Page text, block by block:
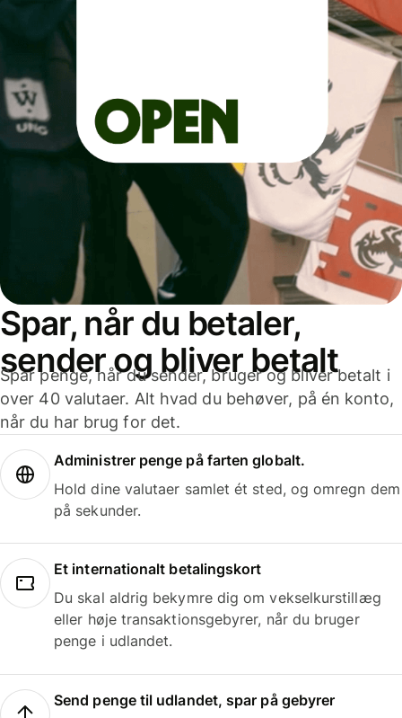
Spar, når du betaler,
sender og bliver betalt
Spar penge, når du sender, bruger og bliver betalt i
over 40 valutaer. Alt hvad du behøver, på én konto,
når du har brug for det.
Administrer penge på farten globalt.
Hold dine valutaer samlet ét sted, og omregn dem
på sekunder.
Et internationalt betalingskort
Du skal aldrig bekymre dig om vekselkurstillæg
eller høje transaktionsgebyrer, når du bruger
penge i udlandet.
Send penge til udlandet, spar på gebyrer